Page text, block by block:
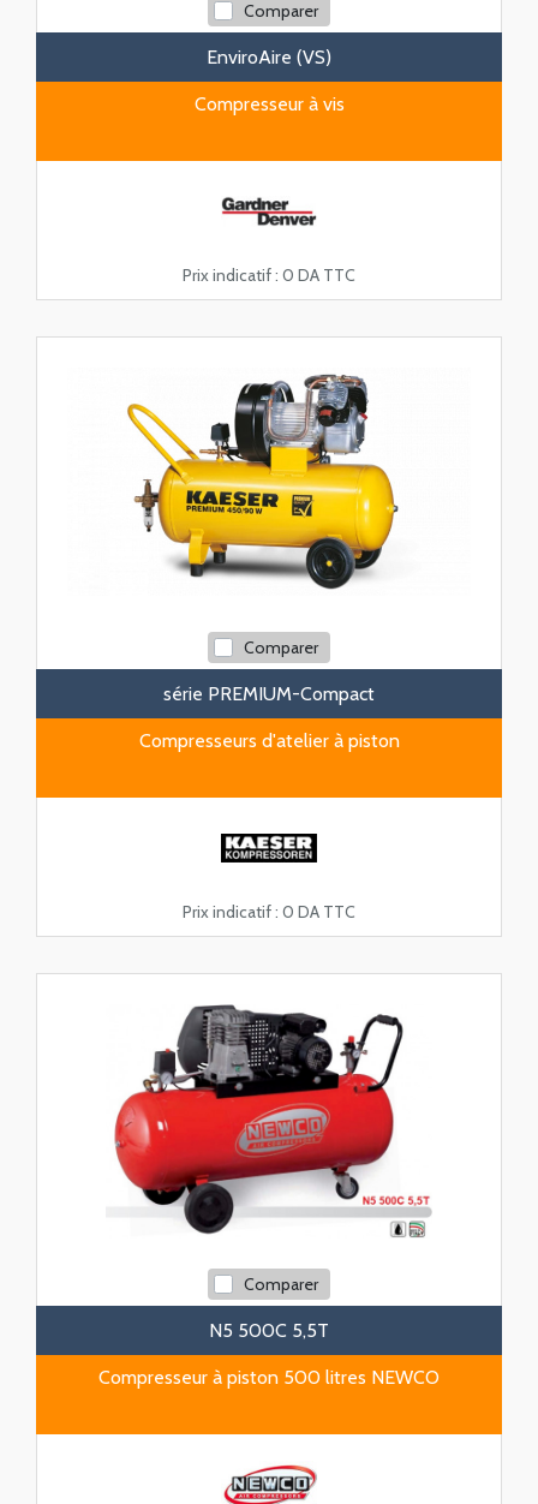
Comparer
EnviroAire (VS)
Compresseur à vis
Prix indicatif : 0 DA TTC
Comparer
série PREMIUM-Compact
Compresseurs d'atelier à piston
Prix indicatif : 0 DA TTC
Comparer
N5 500C 5,5T
Compresseur à piston 500 litres NEWCO